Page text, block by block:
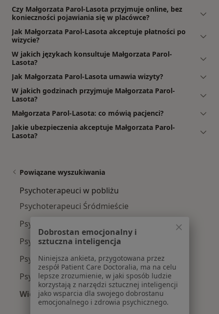
Czy Małgorzata Parol-Lasota przyjmuje online, bez
konieczności pojawiania się w placówce?
Jak Małgorzata Parol-Lasota akceptuje płatności po
wizycie?
W jakich językach konsultuje Małgorzata Parol-
Lasota?
Jak Małgorzata Parol-Lasota umawia wizyty?
W jakich godzinach przyjmuje Małgorzata Parol-
Lasota?
Małgorzata Parol-Lasota: co mówią pacjenci?
Jakie ubezpieczenia akceptuje Małgorzata Parol-
Lasota?
Powiązane wyszukiwania
Psychoterapeuci w pobliżu
Psychoterapeuci Śródmieście
Psychoterapeuci Mokotów
Psychoterapeuci Ursynów
Psychoterapeuci Praga-Południe
Psychoterapeuci Wola
Więcej (14)
Więcej w kategorii: Psychoterapeuci w pobliżu
Dobrostan emocjonalny i
sztuczna inteligencja
Niniejsza ankieta, przygotowana przez
zespół Patient Care Doctoralia, ma na celu
lepsze zrozumienie, w jaki sposób ludzie
korzystają z narzędzi sztucznej inteligencji
jako wsparcia dla swojego dobrostanu
emocjonalnego i zdrowia psychicznego.